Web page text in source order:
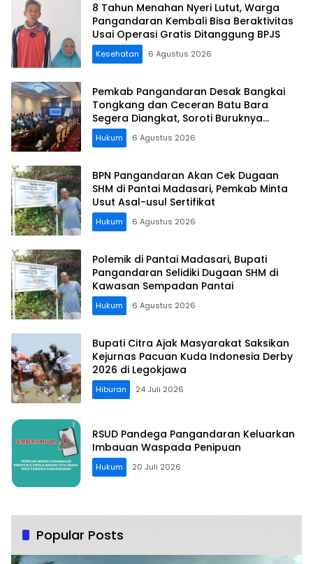
8 Tahun Menahan Nyeri Lutut, Warga
Pangandaran Kembali Bisa Beraktivitas
Usai Operasi Gratis Ditanggung BPJS
Kesehatan 6 Agustus 2026
Pemkab Pangandaran Desak Bangkai
Tongkang dan Ceceran Batu Bara
Segera Diangkat, Soroti Buruknya
Koordinasi Perusahaan
Hukum 6 Agustus 2026
BPN Pangandaran Akan Cek Dugaan
SHM di Pantai Madasari, Pemkab Minta
Usut Asal-usul Sertifikat
Hukum 6 Agustus 2026
Polemik di Pantai Madasari, Bupati
Pangandaran Selidiki Dugaan SHM di
Kawasan Sempadan Pantai
Hukum 6 Agustus 2026
Bupati Citra Ajak Masyarakat Saksikan
Kejurnas Pacuan Kuda Indonesia Derby
2026 di Legokjawa
Hiburan 24 Juli 2026
RSUD Pandega Pangandaran Keluarkan
Imbauan Waspada Penipuan
Hukum 20 Juli 2026
Popular Posts